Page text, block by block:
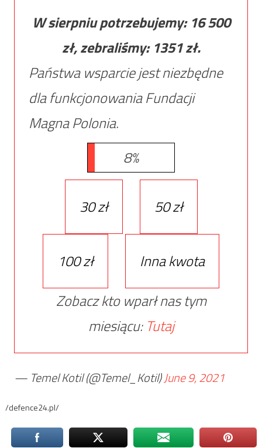
W sierpniu potrzebujemy: 16 500
zł, zebraliśmy: 1351zł.
Państwa wsparcie jest niezbędne
dla funkcjonowania Fundacji
Magna Polonia.
8%
30 zł 50 zł
100 zł
Inna kwota
Zobacz kto wparł nas tym
miesiącu: Tutaj
— Temel Kotil (@Temel_Kotil)June 9, 2021
/defence24.pl/